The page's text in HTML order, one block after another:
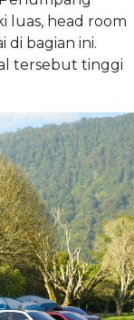
luas, head room
di bagian ini.
tersebut tinggi